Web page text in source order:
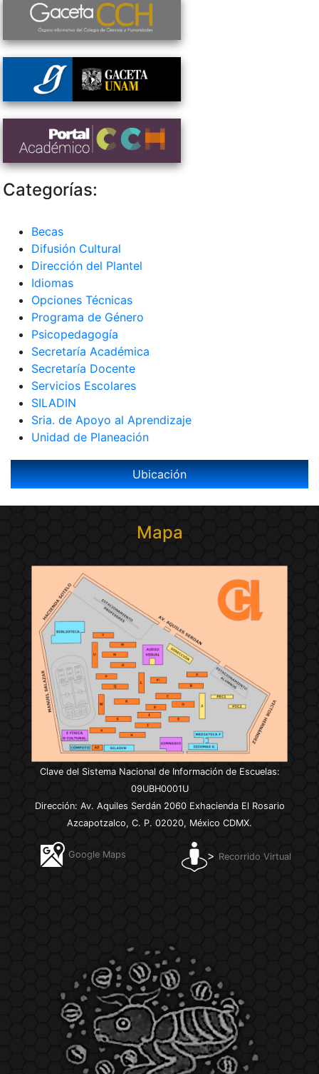
Categorías:
Becas
Difusión Cultural
Dirección del Plantel
Idiomas
Opciones Técnicas
Programa de Género
Psicopedagogía
Secretaría Académica
Secretaría Docente
Servicios Escolares
SILADIN
Sria. de Apoyo al Aprendizaje
Unidad de Planeación
Ubicación
Mapa
Clave del Sistema Nacional de Información de Escuelas:
09UBH0001U
Dirección: Av. Aquiles Serdán 2060 Exhacienda El Rosario
Azcapotzalco, C. P. 02020, México CDMX.
Google Maps > Recorrido Virtual